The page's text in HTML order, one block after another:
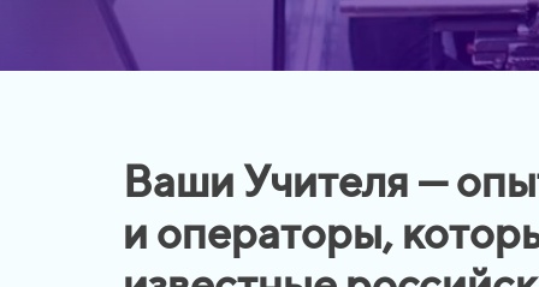
Ваши Учителя —
и операторы,